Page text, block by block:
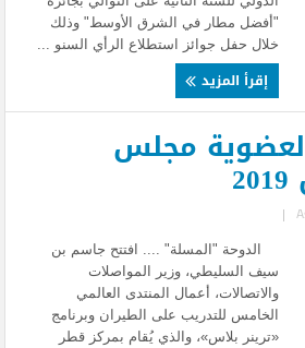
"أفضل مطار في الشرق الأوسط" وذلك
خلال حفل جوائز استطلاع الرأي السنو ...
إقرأ المزيد
مجلس
|
الدوحة "المسلة" .... افتتح جاسم بن
سيف السليطي، وزير المواصلات
والاتصالات، أعمال المنتدى العالمي
الخامس للتدريب على الطيران وبرنامج
«ترينر بلاس»، والذي يُقام بمركز قطر